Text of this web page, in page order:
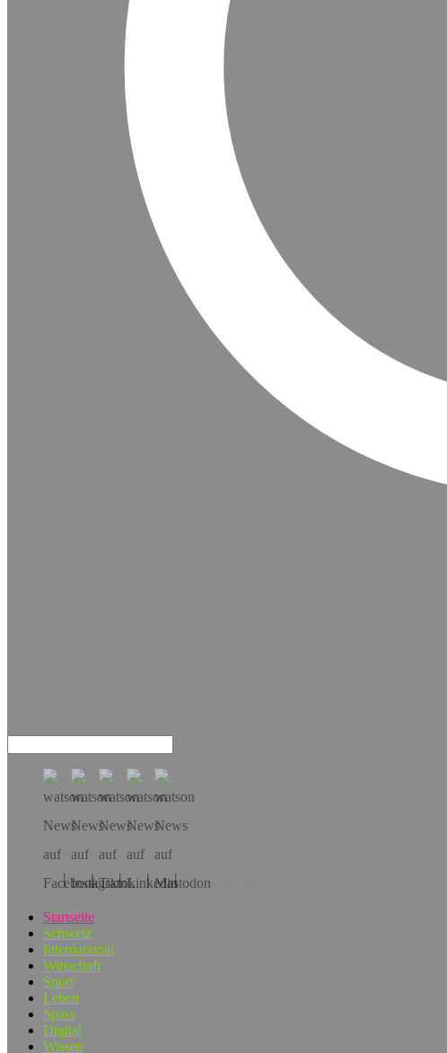
Hol dir die App!
Startseite
Schweiz
International
Wirtschaft
Sport
Leben
Spass
Digital
Wissen